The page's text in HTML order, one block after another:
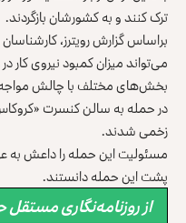
ترک کنند و به کشورشان بازگردند.
براساس گزارش رویترز،
می‌تواند میزان کمبود نیروی کار
بخش‌های مختلف با چالش
زخمی شدند.
مسئولیت این حمله را داعش به
پشت این حمله دانستند.
از روزنامه‌نگاری